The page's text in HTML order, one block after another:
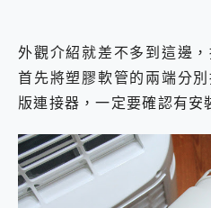
外觀介紹就差不多到這邊
首先將塑膠軟管的兩端分
版連接器，一定要確認有安